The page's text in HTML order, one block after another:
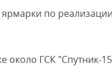
по
около ГСК "Спутник-